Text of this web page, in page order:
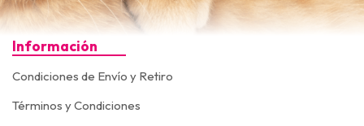
Información
Condiciones de Envío y Retiro
Términos y Condiciones